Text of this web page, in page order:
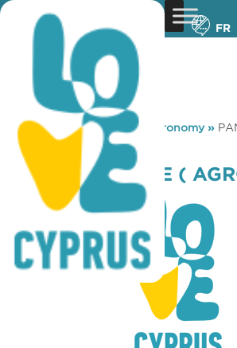
FR
You are here: Home »Gastronomy»
AGROS )
PANTHEON CAFE (